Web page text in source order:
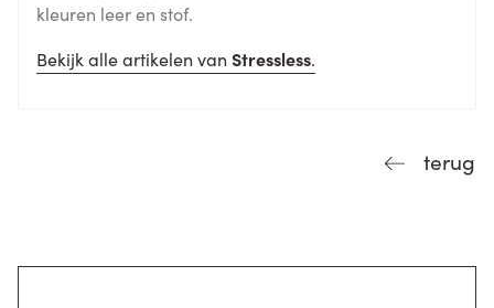
kleuren leer en stof.
Bekijk alle artikelen van Stressless.
terug